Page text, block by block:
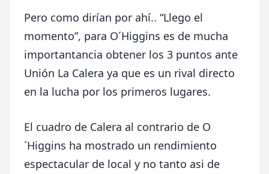
Pero como dirían por ahí.. “Llego el
momento”, para O´Higgins es de mucha
importantancia obtener los 3 puntos ante
Unión La Calera ya que es un rival directo
en la lucha por los primeros lugares.
El cuadro de Calera al contrario de O
´Higgins ha mostrado un rendimiento
espectacular de local y no tanto asi de